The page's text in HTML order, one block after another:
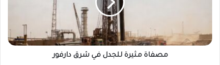
مصفاة مثيرة للجدل في شرق دارفور